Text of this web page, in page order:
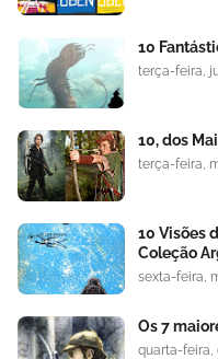
10
terça-feira,
10, dos
terça-feira,
10 Visões
Coleção
sexta-feira,
Os 7
quarta-feira,